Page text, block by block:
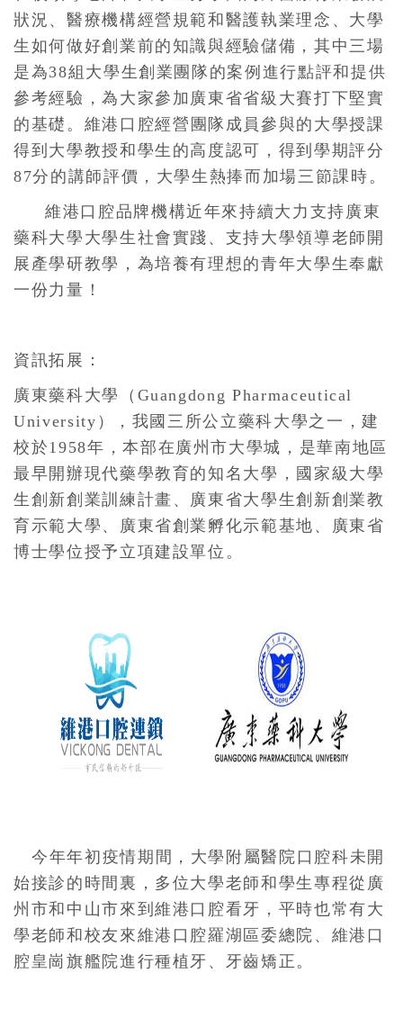
狀況、醫療機構經營規範和醫護執業理念、大學
生如何做好創業前的知識與經驗儲備，其中三場
是為38組大學生創業團隊的案例進行點評和提供
參考經驗，為大家參加廣東省省級大賽打下堅實
的基礎。 維港口腔經營團隊成員參與的 大學授課
得到大學教授和學生的高度認可，得到學期評分
87分的講師評價，大學生熱捧而加場三節課時。
維港口腔品牌機構近年來持續大力支持廣東
藥科大學大學生社會實踐、支持大學領導老師開
展產學研教學，為培養有理想的青年大學生奉獻
一份力量！
資訊拓展：
廣東藥科大學（Guangdong Pharmaceutical
University），我國三所公立藥科大學之一，建
校於1958年，本部在廣州市大學城，是華南地區
最早開辦現代藥學教育的知名大學，國家級大學
生創新創業訓練計畫、廣東省大學生創新創業教
育示範大學、廣東省創業孵化示範基地、廣東省
博士學位授予立項建設單位。
今年年初疫情期間，大學附屬醫院口腔科未開
始接診的時間裏，多位大學老師和學生專程從廣
州市和中山市來到維港口腔看牙，平時也常有大
學老師和校友來維港口腔羅湖區委總院、維港口
腔皇崗旗艦院進行種植牙、牙齒矯正。